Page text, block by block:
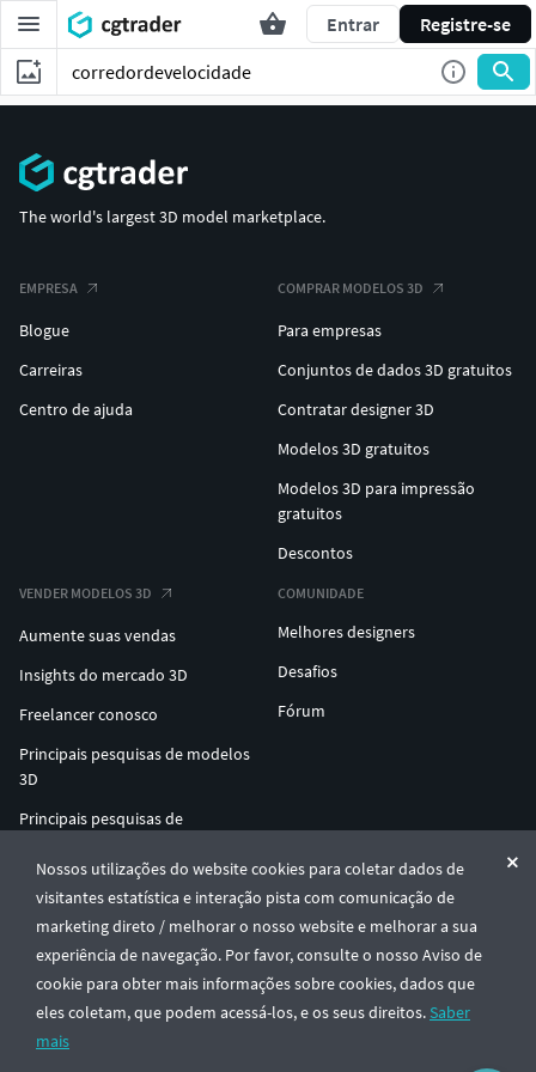
Entrar Registre-se
Nossos utilizações do website cookies para coletar dados de
visitantes estatística e interação pista com comunicação de
marketing direto / melhorar o nosso website e melhorar a sua
experiência de navegação. Por favor, consulte o nosso Aviso de
cookie para obter mais informações sobre cookies, dados que
eles coletam, que podem acessá-los, e os seus direitos. Saber
mais
The world's largest 3D model marketplace.
EMPRESA
Blogue
Carreiras
Centro de ajuda
COMPRAR MODELOS 3D
Para empresas
Conjuntos de dados 3D gratuitos
Contratar designer 3D
Modelos 3D gratuitos
Modelos 3D para impressão
gratuitos
Descontos
VENDER MODELOS 3D
Aumente suas vendas
Insights do mercado 3D
Freelancer conosco
Principais pesquisas de modelos
3D
Principais pesquisas de
COMUNIDADE
Melhores designers
Desafios
Fórum
ENTERPRISE 3D AT SCALE
© CGTrader 2011-2026
UAB CGTrader, Antakalnio st. 17, Vilnius, Lithuania
Termos e CondiçõesPrivacidade🇵🇹 Português